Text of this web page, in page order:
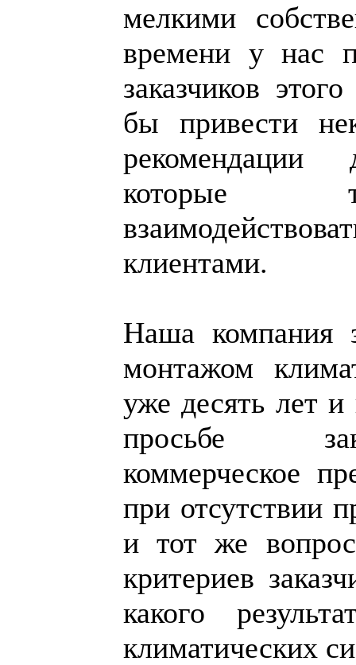
мелкими
времени у нас
заказчиков
бы привести
рекомендации
которые
клиентами.
Наша компания
монтажом
уже десять лет и
просьбе
коммерческое
при отсутствии
и тот же
критериев
какого
климатических